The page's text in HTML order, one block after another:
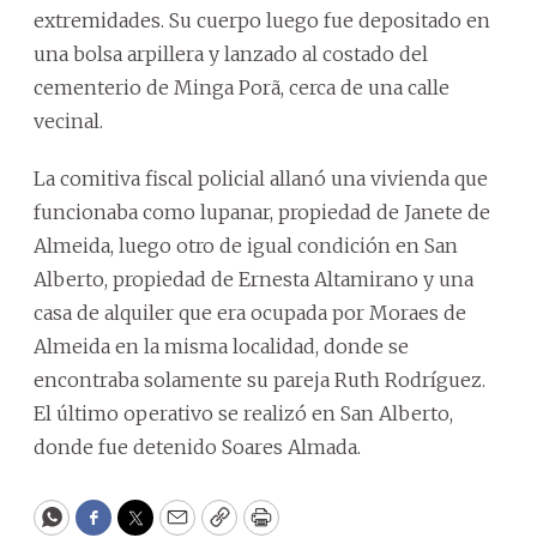
extremidades. Su cuerpo luego fue depositado en
una bolsa arpillera y lanzado al costado del
cementerio de Minga Porã, cerca de una calle
vecinal.
La comitiva fiscal policial allanó una vivienda que
funcionaba como lupanar, propiedad de Janete de
Almeida, luego otro de igual condición en San
Alberto, propiedad de Ernesta Altamirano y una
casa de alquiler que era ocupada por Moraes de
Almeida en la misma localidad, donde se
encontraba solamente su pareja Ruth Rodríguez.
El último operativo se realizó en San Alberto,
donde fue detenido Soares Almada.
WhatsApp
Facebook
Twitter
EmailCopyPrint